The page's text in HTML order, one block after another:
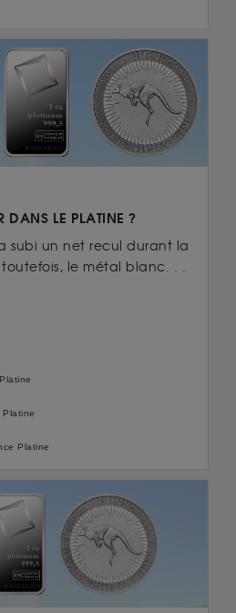
DANS LE PLATINE ?
subi un net recul durant la
le métal blanc. . .
Platine
Platine